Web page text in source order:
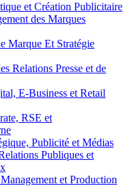
et Création Publicitaire
des Marques
Marque Et Stratégie
Relations Presse et de
E-Business et Retail
RSE et
Publicité et Médias
Publiques et
et Production